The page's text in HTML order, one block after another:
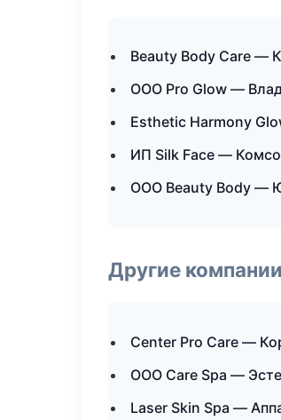
Beauty Body Care —
ООО Pro Glow —
Esthetic Harmony
ИП Silk Face —
ООО Beauty Body —
Другие компании
Center Pro Care —
ООО Care Spa —
Laser Skin Spa —